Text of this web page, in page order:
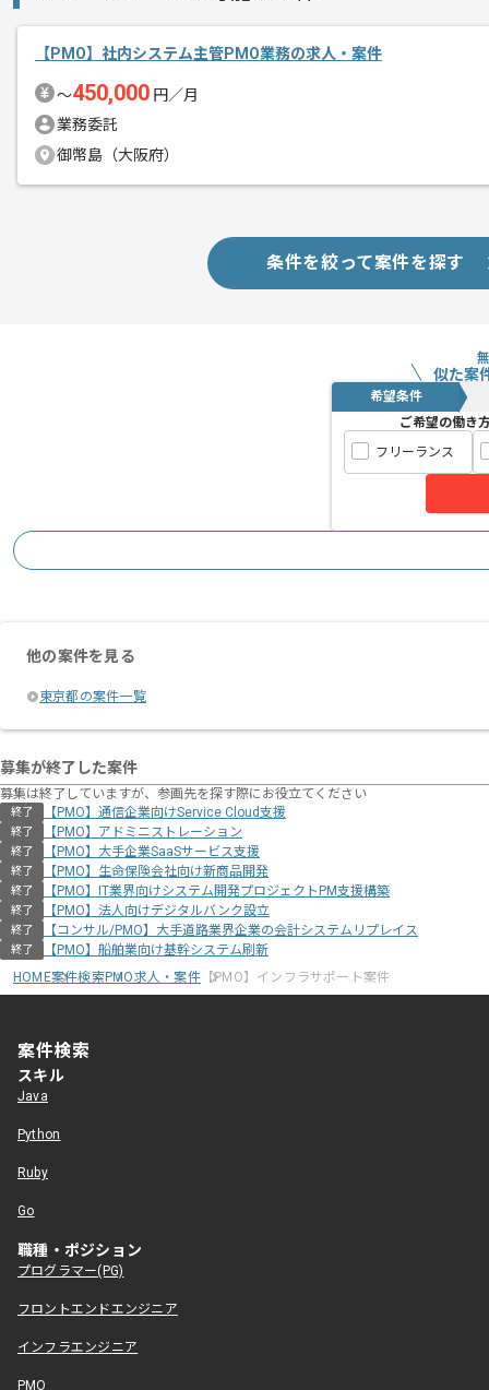
【PMO】社内システム主管PMO業務の求人・案件
〜450,000 円／月
業務委託
御幣島（大阪府）
条件を絞って案件を探す
似た案
希望条件
ご希望の働き
フリーランス
他の案件を見る
東京都の案件一覧
募集が終了した案件
募集は終了していますが、参画先を探す際にお役立てください
終了 【PMO】通信企業向けService Cloud支援
終了 【PMO】アドミニストレーション
終了 【PMO】大手企業SaaSサービス支援
終了 【PMO】生命保険会社向け新商品開発
終了 【PMO】IT業界向けシステム開発プロジェクトPM支援構築
終了 【PMO】法人向けデジタルバンク設立
終了 【コンサル/PMO】大手道路業界企業の会計システムリプレイス
終了
【PMO】船舶業向け基幹システム刷新
HOME案件検索PMO求人・案件【PMO】インフラサポート案件
案件検索
スキル
Java
Python
Ruby
Go
職種・ポジション
プログラマー(PG)
フロントエンドエンジニア
インフラエンジニア
PMO